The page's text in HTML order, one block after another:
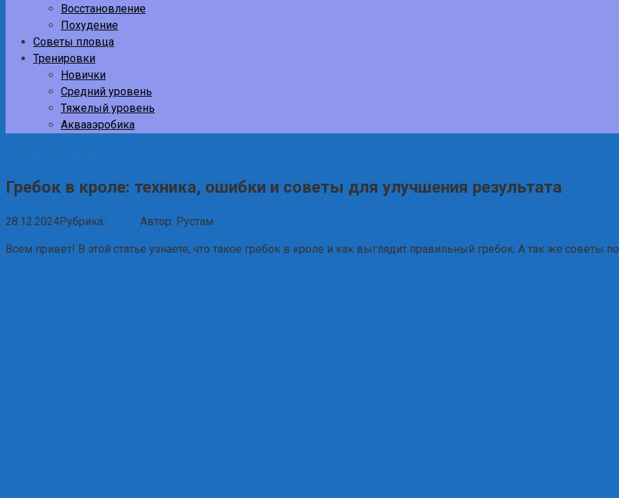
Восстановление
Похудение
Советы пловца
Тренировки
Новички
Средний уровень
Тяжелый уровень
Аквааэробика
Гребок в кроле: техника, ошибки и советы для улучшения результата
28.12.2024Рубрика: Автор: Рустам
Всем привет! В этой статье узнаете, что такое гребок в кроле и как выглядит правильный гребок. А так же советы